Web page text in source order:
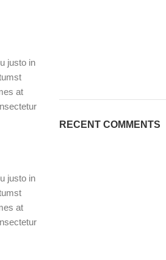
justo in
at
justo in
at
RECENT COMMENTS